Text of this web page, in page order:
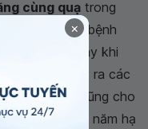
cùng quạ trong
vai ở người bệnh
bệnh nhân này khi
không xảy ra các
nghiên cứu cũng cho
quạsau vài năm hạ
×